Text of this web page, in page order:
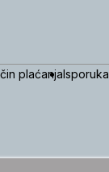
plaćanjaIsporuka